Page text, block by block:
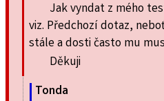
Jak vyndat z mého
viz. Předchozí dotaz,
stále a dosti často mu
Děkuji
Tonda